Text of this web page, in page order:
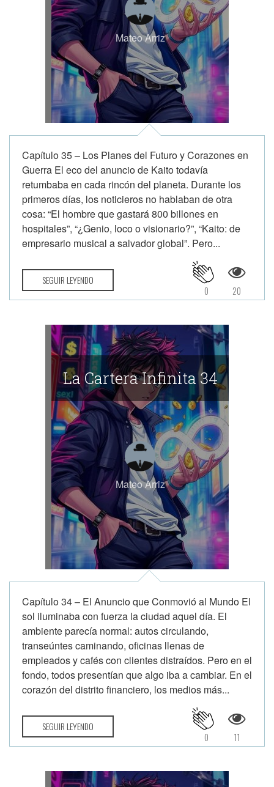
Mateo Arriz
Capítulo 35 – Los Planes del Futuro y Corazones en
Guerra El eco del anuncio de Kaito todavía
retumbaba en cada rincón del planeta. Durante los
primeros días, los noticieros no hablaban de otra
cosa: “El hombre que gastará 800 billones en
hospitales”, “¿Genio, loco o visionario?”, “Kaito: de
empresario musical a salvador global”. Pero...
SEGUIR LEYENDO
20
0
La Cartera Infinita 34
Mateo Arriz
Capítulo 34 – El Anuncio que Conmovió al Mundo El
sol iluminaba con fuerza la ciudad aquel día. El
ambiente parecía normal: autos circulando,
transeúntes caminando, oficinas llenas de
empleados y cafés con clientes distraídos. Pero en el
fondo, todos presentían que algo iba a cambiar. En el
corazón del distrito financiero, los medios más...
SEGUIR LEYENDO
11
0